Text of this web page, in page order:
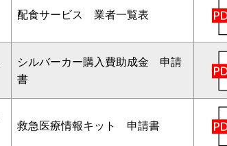
配食サービス 業者一覧表
シルバーカー購入費助成金 申請
書
救急医療情報キット 申請書